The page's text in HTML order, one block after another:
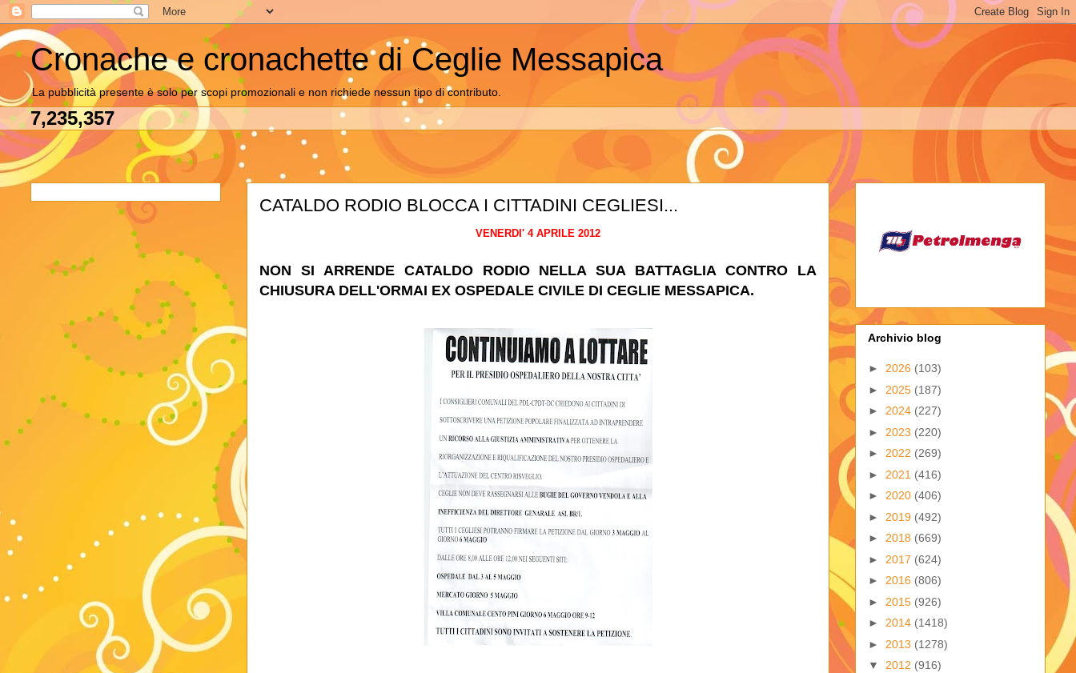
Cronache e cronachette di Ceglie Messapica
La pubblicità presente è solo per scopi promozionali e non richiede nessun tipo di contributo.
7,235,357
CATALDO RODIO BLOCCA I CITTADINI CEGLIESI...
VENERDI' 4 APRILE 2012
NON SI ARRENDE CATALDO RODIO NELLA SUA BATTAGLIA CONTRO LA
CHIUSURA DELL'ORMAI EX OSPEDALE CIVILE DI CEGLIE MESSAPICA.
Archivio blog
► 2026 (103)
► 2025 (187)
► 2024 (227)
► 2023 (220)
► 2022 (269)
► 2021 (416)
► 2020 (406)
► 2019 (492)
► 2018 (669)
► 2017 (624)
► 2016 (806)
► 2015 (926)
► 2014 (1418)
► 2013 (1278)
▼ 2012 (916)